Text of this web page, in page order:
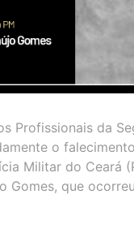
Profissionais da
o
Militar do Ceará
Gomes, que